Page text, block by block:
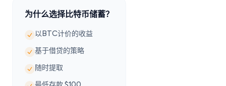
为什么选择比特币储蓄？
以BTC计价的收益
基于借贷的策略
随时提取